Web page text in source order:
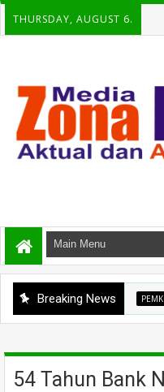
THURSDAY, AUGUST 6.
Breaking News
PEMKOT BIMA
54 Tahun Bank